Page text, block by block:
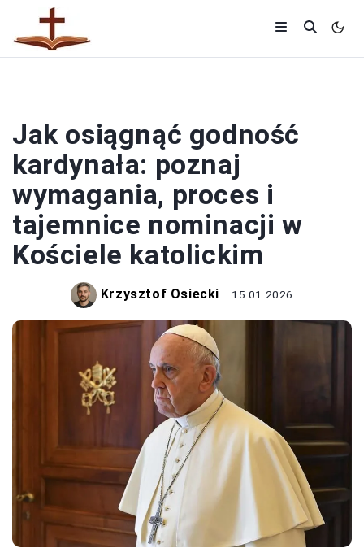
Jak osiągnąć godność
kardynała: poznaj
wymagania, proces i
tajemnice nominacji w
Kościele katolickim
Krzysztof Osiecki 15.01.2026